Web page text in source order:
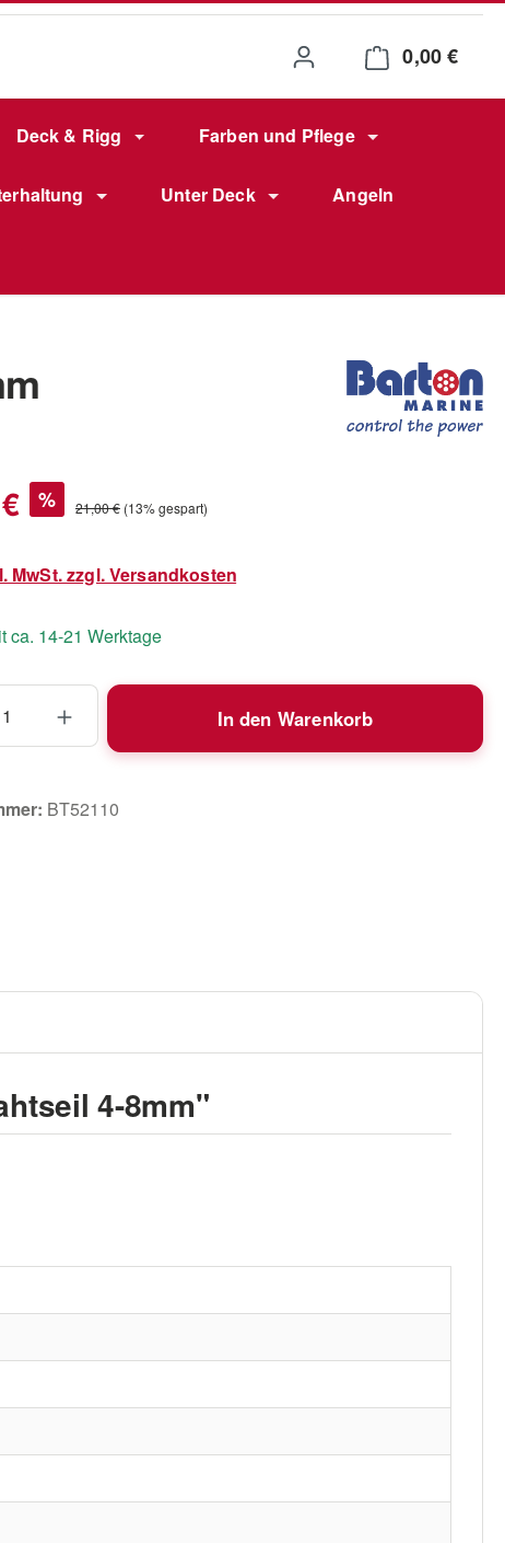
0,00 €
Deck & Rigg Farben und Pflege
Unter Deck Angeln
% Regulärer Preis:
21,00 € (13% gespart)
MwSt. zzgl. Versandkosten
ca. 14-21 Werktage
Anzahl: Gib den gewünschten Wert
In den Warenkorb
BT52110
4-8mm"